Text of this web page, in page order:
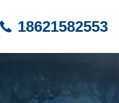
18621582553